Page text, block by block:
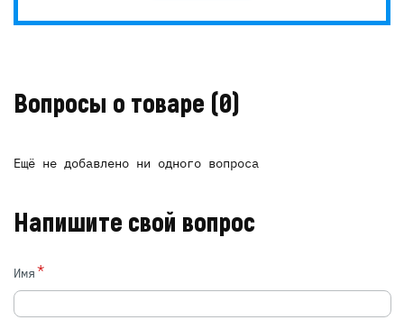
Вопросы о товаре (0)
Ещё не добавлено ни одного вопроса
Напишите свой вопрос
Имя*